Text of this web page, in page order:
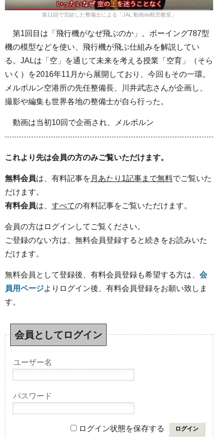
第11回で完結した整備士による「JAL 動画de航空教室」
第1回目は「飛行機がなぜ飛ぶのか」。ボーイング787型
機の模型などを使い、飛行機が飛ぶ仕組みを解説してい
る。JALは「空」を通じて未来を考える授業「空育」（そら
いく）を2016年11月から展開しており、今回もその一環。
メルボルン空港所の先任整備長、川井武志さんが企画し、
撮影や編集も世界各地の整備士が自ら行った。
動画は当初10回で企画され、メルボルン
これより先は会員の方のみご覧いただけます。
無料会員は、有料記事を 月あたり1記事まで無料でご覧いた
だけます。
有料会員は、 すべての有料記事をご覧いただけます。
会員の方はログインしてご覧ください。
ご登録のない方は、無料会員登録すると続きをお読みいた
だけます。
無料会員として登録後、有料会員登録も希望する方は、 会
員用ページよりログイン後、有料会員登録をお願い致しま
す。
会員としてログイン
ユーザー名
パスワード
ログイン状態を保存する